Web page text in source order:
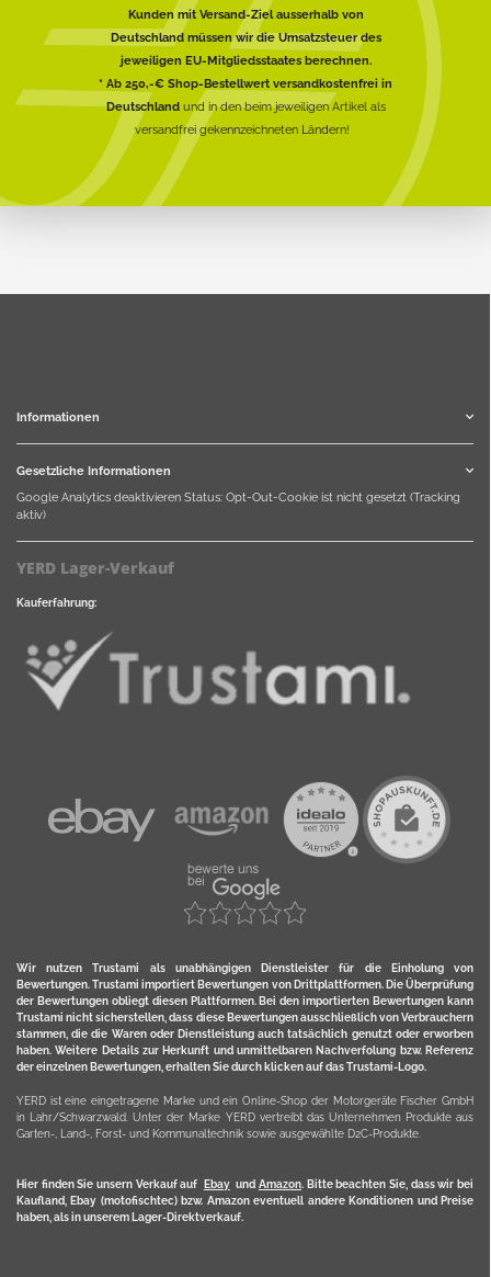
Kunden mit Versand-Ziel ausserhalb von
Deutschland müssen wir die Umsatzsteuer des
jeweiligen EU-Mitgliedsstaates berechnen.
* Ab 250,-€ Shop-Bestellwert versandkostenfrei in
Deutschlandund in den beim jeweiligen Artikel als
versandfrei gekennzeichneten Ländern!
Informationen
Gesetzliche Informationen
Google Analytics deaktivieren Status: Opt-Out-Cookie ist nicht gesetzt (Tracking
aktiv)
YERD Lager-Verkauf
Kauferfahrung:
Wir nutzen Trustami als unabhängigen Dienstleister für die Einholung von
Bewertungen. Trustami importiert Bewertungen von Drittplattformen. Die Überprüfung
der Bewertungen obliegt diesen Plattformen. Bei den importierten Bewertungen kann
Trustami nicht sicherstellen, dass diese Bewertungen ausschließlich von Verbrauchern
stammen, die die Waren oder Dienstleistung auch tatsächlich genutzt oder erworben
haben. Weitere Details zur Herkunft und unmittelbaren Nachverfolung bzw. Referenz
der einzelnen Bewertungen, erhalten Sie durch klicken auf das Trustami-Logo.
YERD ist eine eingetragene Marke und ein Online-Shop der Motorgeräte Fischer GmbH
in Lahr/Schwarzwald. Unter der Marke YERD vertreibt das Unternehmen Produkte aus
Garten-, Land-, Forst- und Kommunaltechnik sowie ausgewählte D2C-Produkte.
Hier finden Sie unsern Verkauf auf Ebayund Amazon. Bitte beachten Sie, dass wir bei
Kaufland, Ebay (motofischtec) bzw. Amazon eventuell andere Konditionen und Preise
haben, als in unserem Lager-Direktverkauf.